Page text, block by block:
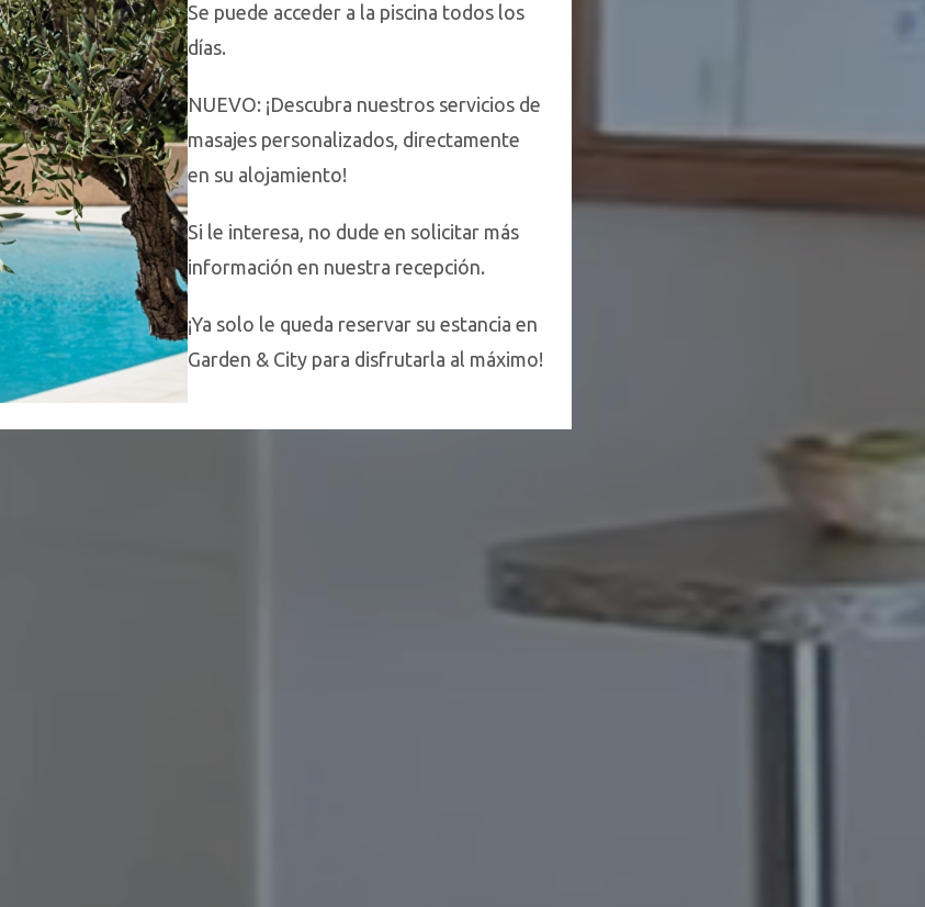
s\ns\ns
GARDEN & CITY
Se puede acceder a la piscina todos los
días.
NUEVO: ¡Descubra nuestros servicios de
masajes personalizados, directamente
en su alojamiento!
Si le interesa, no dude en solicitar más
información en nuestra recepción.
¡Ya solo le queda reservar su estancia en
Garden & City para disfrutarla al máximo!